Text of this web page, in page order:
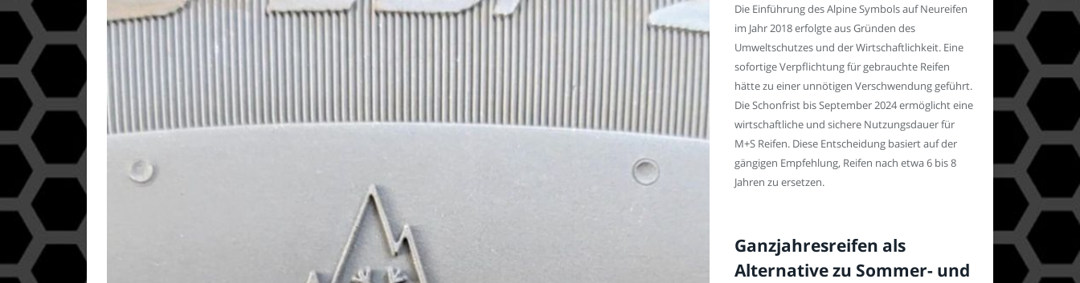
Die Einführung des Alpine Symbols auf Neureifen
im Jahr 2018 erfolgte aus Gründen des
Umweltschutzes und der Wirtschaftlichkeit. Eine
sofortige Verpflichtung für gebrauchte Reifen
hätte zu einer unnötigen Verschwendung geführt.
Die Schonfrist bis September 2024 ermöglicht eine
wirtschaftliche und sichere Nutzungsdauer für
M+S Reifen. Diese Entscheidung basiert auf der
gängigen Empfehlung, Reifen nach etwa 6 bis 8
Jahren zu ersetzen.
Ganzjahresreifen als
Alternative zu Sommer- und